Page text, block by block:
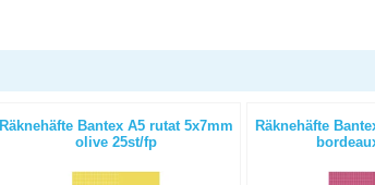
Räknehäfte Bantex A5 rutat 5x7mm
olive 25st/fp
Räknehäfte